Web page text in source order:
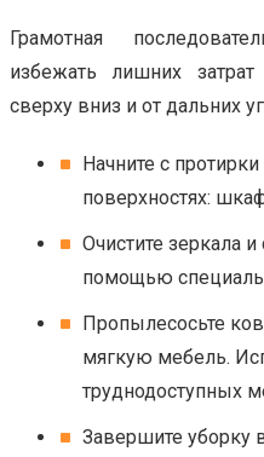
Грамотная
избежать лишних
сверху вниз и от дальних
Начните с
поверхностях:
Очистите зеркала
помощью
Пропылесосьте
мягкую мебель.
труднодоступных
Завершите уборку